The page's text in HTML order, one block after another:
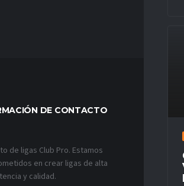
DE CONTACTO
de ligas Club Pro. Estamos
en crear ligas de alta
y calidad.